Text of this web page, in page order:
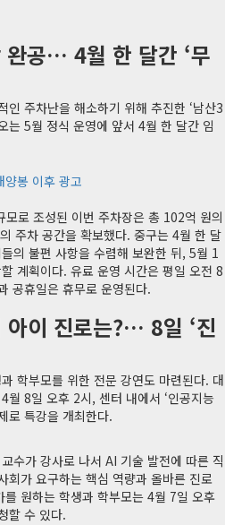
완공… 4월 한 달간 ‘무
인 주차난을 해소하기 위해 추진한 ‘남산3
는 5월 정식 운영에 앞서 4월 한 달간 임
로 조성된 이번 주차장은 총 102억 원의
주차 공간을 확보했다. 중구는 4월 한 달
의 불편 사항을 수렴해 보완한 뒤, 5월 1
계획이다. 유료 운영 시간은 평일 오전 8
공휴일은 휴무로 운영된다.
아이 진로는?… 8일 ‘진
학부모를 위한 전문 강연도 마련된다. 대
월 8일 오후 2시, 센터 내에서 ‘인공지능
로 특강을 개최한다.
수가 강사로 나서 AI 기술 발전에 따른 직
회가 요구하는 핵심 역량과 올바른 진로
를 원하는 학생과 학부모는 4월 7일 오후
할 수 있다.